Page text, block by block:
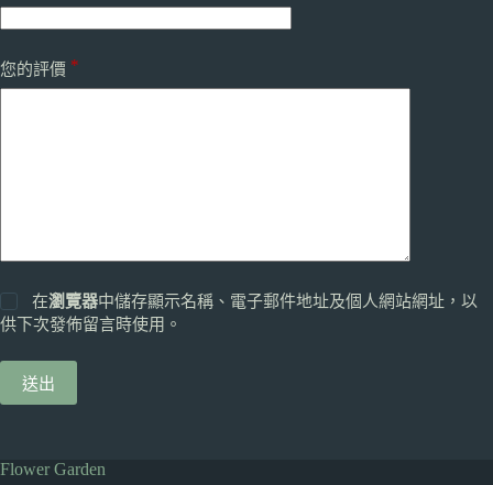
您的評價 *
在瀏覽器中儲存顯示名稱、電子郵件地址及個人網站網址，以
供下次發佈留言時使用。
送出
Flower Garden